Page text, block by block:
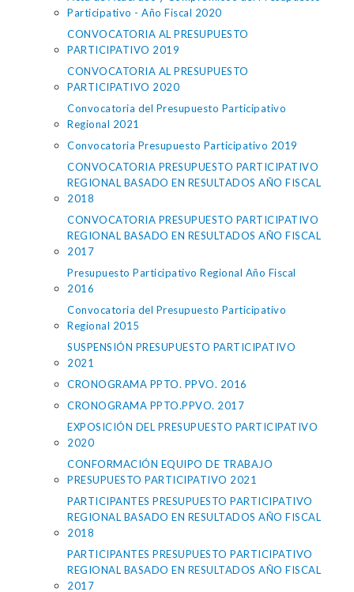
Participativo - Año Fiscal 2020
CONVOCATORIA AL PRESUPUESTO
PARTICIPATIVO 2019
CONVOCATORIA AL PRESUPUESTO
PARTICIPATIVO 2020
Convocatoria del Presupuesto Participativo
Regional 2021
Convocatoria Presupuesto Participativo 2019
CONVOCATORIA PRESUPUESTO PARTICIPATIVO
REGIONAL BASADO EN RESULTADOS AÑO FISCAL
2018
CONVOCATORIA PRESUPUESTO PARTICIPATIVO
REGIONAL BASADO EN RESULTADOS AÑO FISCAL
2017
Presupuesto Participativo Regional Año Fiscal
2016
Convocatoria del Presupuesto Participativo
Regional 2015
SUSPENSIÓN PRESUPUESTO PARTICIPATIVO
2021
CRONOGRAMA PPTO. PPVO. 2016
CRONOGRAMA PPTO.PPVO. 2017
EXPOSICIÓN DEL PRESUPUESTO PARTICIPATIVO
2020
CONFORMACIÓN EQUIPO DE TRABAJO
PRESUPUESTO PARTICIPATIVO 2021
PARTICIPANTES PRESUPUESTO PARTICIPATIVO
REGIONAL BASADO EN RESULTADOS AÑO FISCAL
2018
PARTICIPANTES PRESUPUESTO PARTICIPATIVO
REGIONAL BASADO EN RESULTADOS AÑO FISCAL
2017